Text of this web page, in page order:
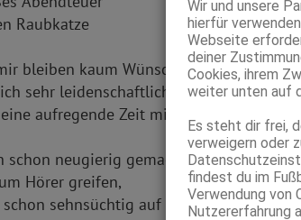
Wir und unsere
hierfür
Webseite
deiner
Cookies, ihrem
weiter unten auf
Es steht dir frei,
verweigern oder
findest du im
Verwendung von
Nutzererfahrung
Raubkatze
bleiben kaum Wünsche offen.
sehr leidenschaftlich
aufregende Zeit mit dir zu haben.
schon neugierig gemacht?
Hörer greifen,
sehnsüchtig auf dich!